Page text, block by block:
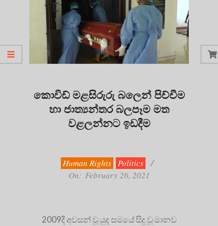
කොවිඩ් මළසිරුරු බලෙන් පිච්චීම
හා ජාත්‍යන්තර බලපෑම මත
වළලන්නට ඉඩදීම
Human Rights Politics
On: February 26, 2021
2009දී අවසන් වූ යුද සමයේ සිදු වූ මානව